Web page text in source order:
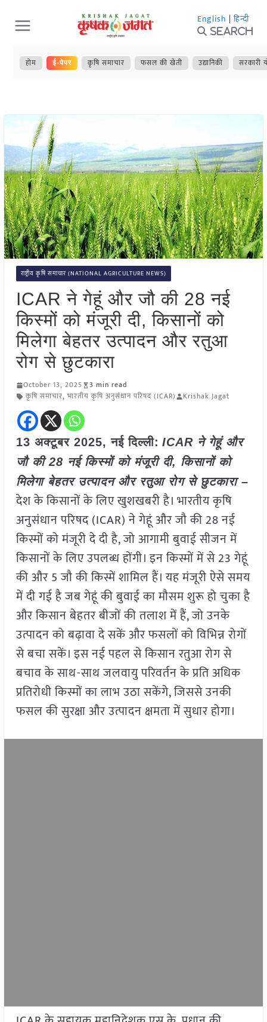
Skip
to
content
English | हिन्दी
Search
होम ई-पेपर कृषि समाचार फसल की खेती उद्यानिकी सरकारी
राष्ट्रीय कृषि समाचार (NATIONAL AGRICULTURE NEWS)
ICAR ने गेहूं और जौ की 28 नई
किस्मों को मंजूरी दी, किसानों को
मिलेगा बेहतर उत्पादन और रतुआ
रोग से छुटकारा
October 13, 2025
3 min read
कृषि समाचार, भारतीय कृषि अनुसंधान परिषद (ICAR) Krishak Jagat
13 अक्टूबर 2025, नई दिल्ली: ICAR ने गेहूं और
जौ की 28 नई किस्मों को मंजूरी दी, किसानों को
मिलेगा बेहतर उत्पादन और रतुआ रोग से छुटकारा –
देश के किसानों के लिए खुशखबरी है। भारतीय कृषि
अनुसंधान परिषद (ICAR) ने गेहूं और जौ की 28 नई
किस्मों को मंजूरी दे दी है, जो आगामी बुवाई सीजन में
किसानों के लिए उपलब्ध होंगी। इन किस्मों में से 23 गेहूं
की और 5 जौ की किस्में शामिल हैं। यह मंजूरी ऐसे समय
में दी गई है जब गेहूं की बुवाई का मौसम शुरू हो चुका है
और किसान बेहतर बीजों की तलाश में हैं, जो उनके
उत्पादन को बढ़ावा दे सकें और फसलों को विभिन्न रोगों
से बचा सकें। इस नई पहल से किसान रतुआ रोग से
बचाव के साथ-साथ जलवायु परिवर्तन के प्रति अधिक
प्रतिरोधी किस्मों का लाभ उठा सकेंगे, जिससे उनकी
फसल की सुरक्षा और उत्पादन क्षमता में सुधार होगा।